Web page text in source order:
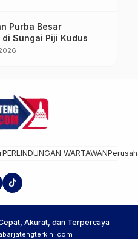
Purba Besar
di Sungai Piji Kudus
PERLINDUNGAN WARTAWAN
Akurat, dan Terpercaya